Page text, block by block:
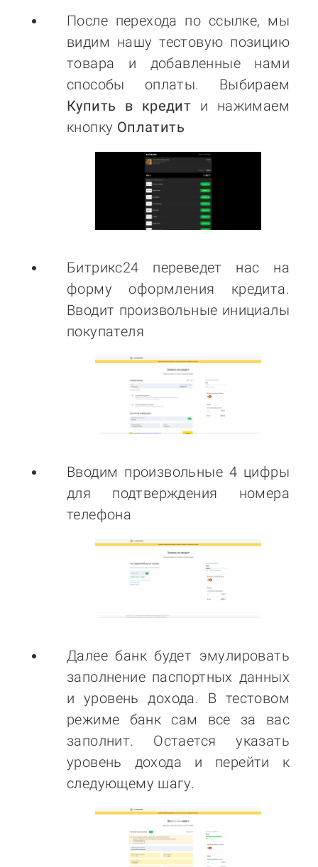
После перехода по ссылке, мы
видим нашу тестовую позицию
товара и добавленные нами
способы оплаты. Выбираем
Купить в кредит и нажимаем
кнопку Оплатить
Битрикс24 переведет нас на
форму оформления кредита.
Вводит произвольные инициалы
покупателя
Вводим произвольные 4 цифры
для подтверждения номера
телефона
Далее банк будет эмулировать
заполнение паспортных данных
и уровень дохода. В тестовом
режиме банк сам все за вас
заполнит. Остается указать
уровень дохода и перейти к
следующему шагу.